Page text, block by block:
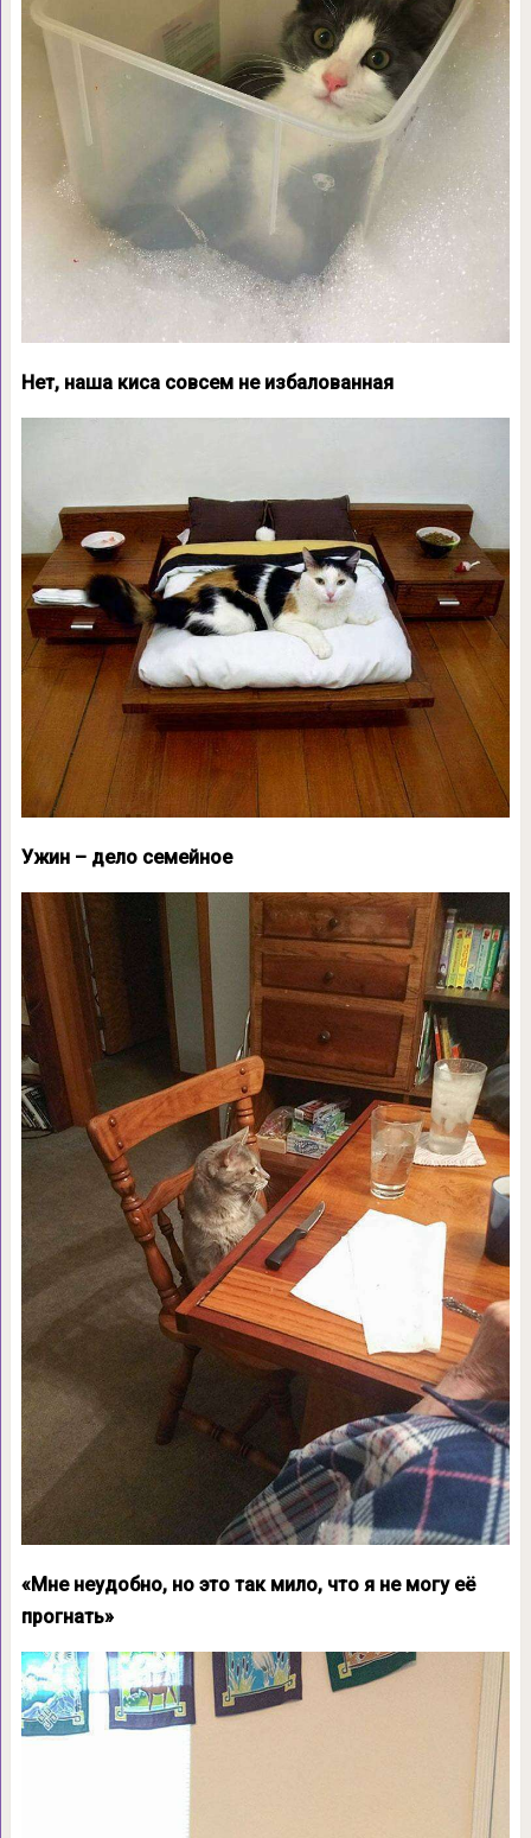
Нет, наша киса совсем не избалованная
Ужин – дело семейное
«Мне неудобно, но это так мило, что я не могу её
прогнать»